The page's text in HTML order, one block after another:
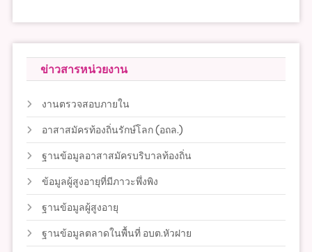
ข่าวสารหน่วยงาน
งานตรวจสอบภายใน
อาสาสมัครท้องถิ่นรักษ์โลก (อถล.)
ฐานข้อมูลอาสาสมัครบริบาลท้องถิ่น
ข้อมูลผู้สูงอายุที่มีภาวะพึ่งพิง
ฐานข้อมูลผู้สูงอายุ
ฐานข้อมูลตลาดในพื้นที่ อบต.หัวฝาย